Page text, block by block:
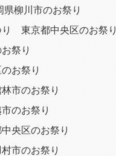
柳川市のお祭り
り 東京都中央区のお祭り
祭り
お祭り
市のお祭り
のお祭り
央区のお祭り
市のお祭り